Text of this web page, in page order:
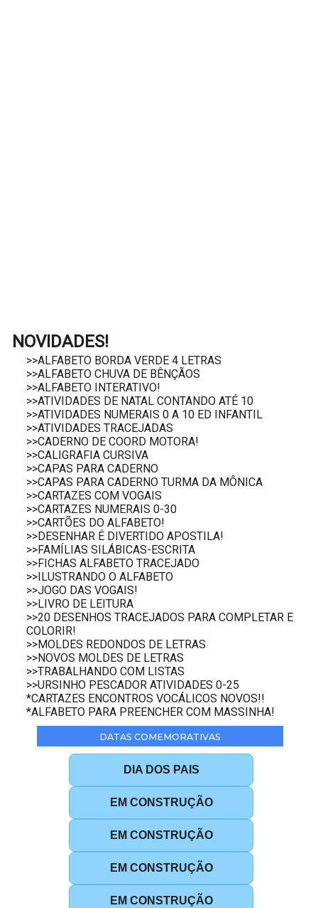
NOVIDADES!
>>ALFABETO BORDA VERDE 4 LETRAS
>>ALFABETO CHUVA DE BÊNÇÃOS
>>ALFABETO INTERATIVO!
>>ATIVIDADES DE NATAL CONTANDO ATÉ 10
>>ATIVIDADES NUMERAIS 0 A 10 ED INFANTIL
>>ATIVIDADES TRACEJADAS
>>CADERNO DE COORD MOTORA!
>>CALIGRAFIA CURSIVA
>>CAPAS PARA CADERNO
>>CAPAS PARA CADERNO TURMA DA MÔNICA
>>CARTAZES COM VOGAIS
>>CARTAZES NUMERAIS 0-30
>>CARTÕES DO ALFABETO!
>>DESENHAR É DIVERTIDO APOSTILA!
>>FAMÍLIAS SILÁBICAS-ESCRITA
>>FICHAS ALFABETO TRACEJADO
>>ILUSTRANDO O ALFABETO
>>JOGO DAS VOGAIS!
>>LIVRO DE LEITURA
>>20 DESENHOS TRACEJADOS PARA COMPLETAR E
COLORIR!
>>MOLDES REDONDOS DE LETRAS
>>NOVOS MOLDES DE LETRAS
>>TRABALHANDO COM LISTAS
>>URSINHO PESCADOR ATIVIDADES 0-25
*CARTAZES ENCONTROS VOCÁLICOS NOVOS!!
*ALFABETO PARA PREENCHER COM MASSINHA!
DATAS COMEMORATIVAS
DIA DOS PAIS
EM CONSTRUÇÃO
EM CONSTRUÇÃO
EM CONSTRUÇÃO
EM CONSTRUÇÃO